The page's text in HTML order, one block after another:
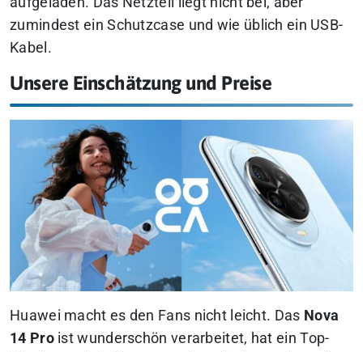
zumindest ein Schutzcase und wie üblich ein USB-
Kabel.
Unsere Einschätzung und Preise
Huawei macht es den Fans nicht leicht. Das Nova
14 Proist wunderschön verarbeitet, hat ein Top-